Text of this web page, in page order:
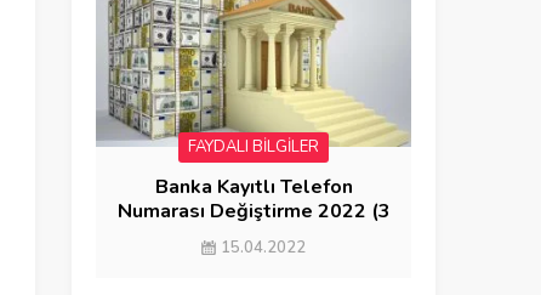
FAYDALI BİLGİLER
Banka Kayıtlı Telefon
Numarası Değiştirme 2022 (3
YÖNTEM)
15.04.2022